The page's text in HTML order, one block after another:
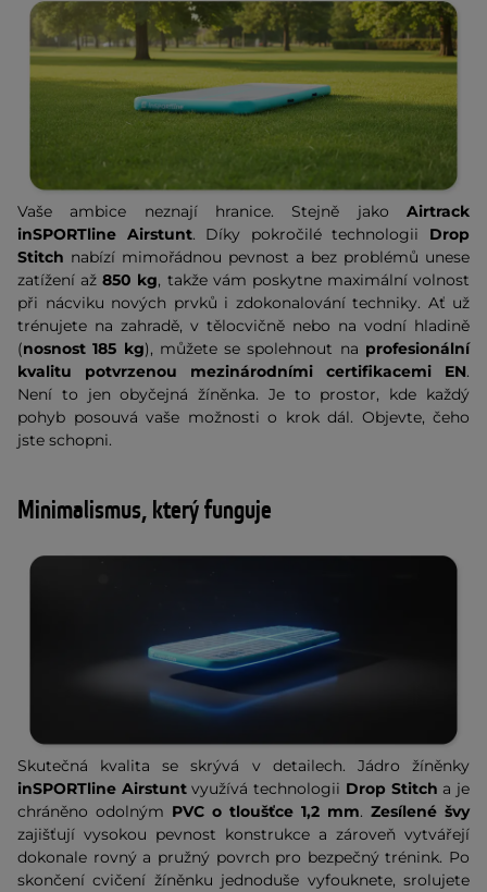
Vaše ambice neznají hranice. Stejně jako Airtrack
inSPORTline Airstunt. Díky pokročilé technologii Drop
Stitch nabízí mimořádnou pevnost a bez problémů unese
zatížení až850 kg, takže vám poskytne maximální volnost
při nácviku nových prvků i zdokonalování techniky. Ať už
trénujete na zahradě, v tělocvičně nebo na vodní hladině
(nosnost 185 kg), můžete se spolehnout na profesionální
kvalitu potvrzenou mezinárodními certifikacemi EN.
Není to jen obyčejná žíněnka. Je to prostor, kde každý
pohyb posouvá vaše možnosti o krok dál. Objevte, čeho
jste schopni.
Minimalismus, který funguje
Skutečná kvalita se skrývá v detailech. Jádro žíněnky
inSPORTline Airstuntvyužívá technologii Drop Stitch a je
chráněno odolným PVC o tloušťce 1,2 mm. Zesílené švy
zajišťují vysokou pevnost konstrukce a zároveň vytvářejí
dokonale rovný a pružný povrch pro bezpečný trénink. Po
skončení cvičení žíněnku jednoduše vyfouknete, srolujete